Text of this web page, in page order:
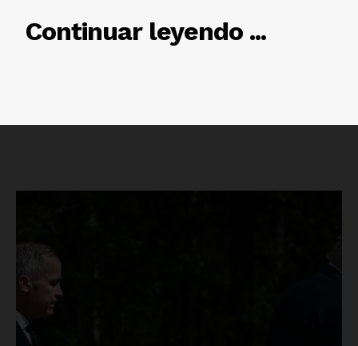
Continuar leyendo ...
RELACIONADO